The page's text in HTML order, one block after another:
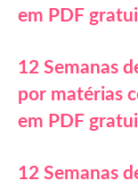
em PDF
12 Semanas
por matérias
em PDF
12 Semanas